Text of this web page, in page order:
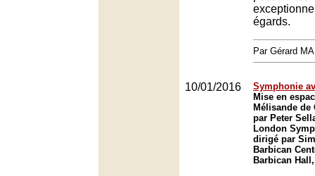
égards.
Par Gérard
10/01/2016
Symphonie
Mise en
Mélisande de
par Peter
London
dirigé par
Barbican
Barbican